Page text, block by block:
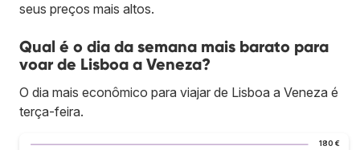
seus preços mais altos.
Qual é o dia da semana mais barato para
voar de Lisboa a Veneza?
O dia mais econômico para viajar de Lisboa a Veneza é
terça-feira.
180 €